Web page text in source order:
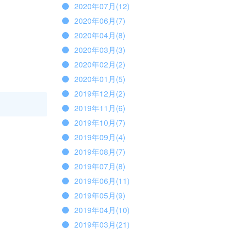
2020年07月(12)
2020年06月(7)
2020年04月(8)
2020年03月(3)
2020年02月(2)
2020年01月(5)
2019年12月(2)
2019年11月(6)
2019年10月(7)
2019年09月(4)
2019年08月(7)
2019年07月(8)
2019年06月(11)
2019年05月(9)
2019年04月(10)
2019年03月(21)